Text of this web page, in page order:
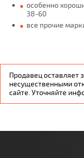
особенно
38-60
все прочие
Продавец оставляет
несущественными
сайте. Уточняйте